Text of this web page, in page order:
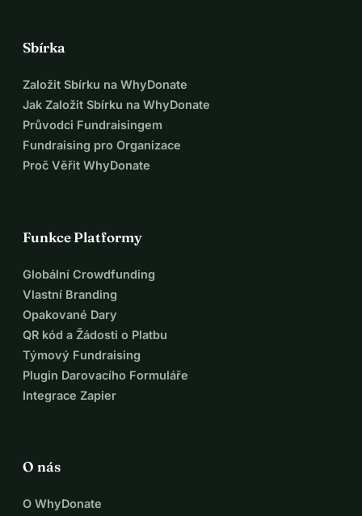
Sbírka
Založit Sbírku na WhyDonate
Jak Založit Sbírku na WhyDonate
Průvodci Fundraisingem
Fundraising pro Organizace
Proč Věřit WhyDonate
Funkce Platformy
Globální Crowdfunding
Vlastní Branding
Opakované Dary
QR kód a Žádosti o Platbu
Týmový Fundraising
Plugin Darovacího Formuláře
Integrace Zapier
O nás
O WhyDonate